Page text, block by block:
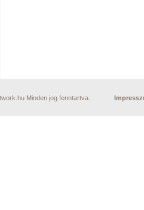
Minden jog fenntartva.